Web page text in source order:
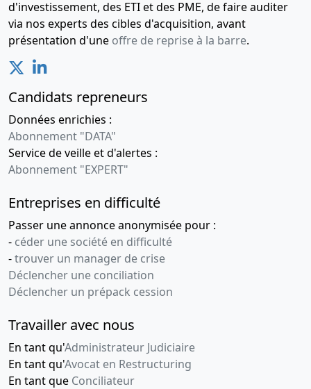
d'investissement, des ETI et des PME, de faire auditer
via nos experts des cibles d'acquisition, avant
présentation d'une offre de reprise à la barre.
Candidats repreneurs
Données enrichies :
Abonnement "DATA"
Service de veille et d'alertes :
Abonnement "EXPERT"
Entreprises en difficulté
Passer une annonce anonymisée pour :
- céder une société en difficulté
-trouver un manager de crise
Déclencher une conciliation
Déclencher un prépack cession
Travailler avec nous
En tant qu'Administrateur Judiciaire
En tant qu'Avocat en Restructuring
En tant que Conciliateur